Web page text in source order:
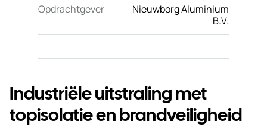
Opdrachtgever
Nieuwborg Aluminium
B.V.
Industriële uitstraling met
topisolatie en brandveiligheid